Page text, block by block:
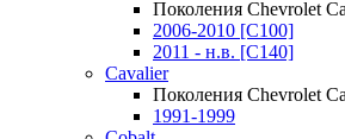
Поколения Chevrolet
2006-2010 [C100]
2011 - н.в. [C140]
Cavalier
Поколения Chevrolet
1991-1999